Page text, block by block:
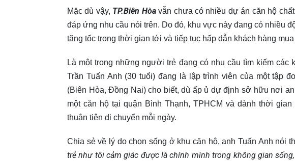
Mặc dù vậy, TP.Biên Hòavẫn chưa có nhiều dự án căn hộ
đáp ứng nhu cầu nói trên. Do đó, khu vực này đang có nhiều
tăng tốc trong thời gian tới và tiếp tục hấp dẫn khách hàng
Là một trong những người trẻ đang có nhu cầu tìm kiếm các
Trần Tuấn Anh (30 tuổi) đang là lập trình viên của một tập
(Biên Hòa, Đồng Nai) cho biết, dù ấp ủ dự định sở hữu nơi
một căn hộ tại quận Bình Thạnh, TPHCM và dành thời
thuận tiện di chuyển mỗi ngày.
Chia sẻ về lý do chọn sống ở khu căn hộ, anh Tuấn Anh nói
trẻ như tôi cảm giác được là chính mình trong không gian